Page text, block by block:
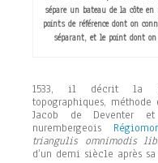
sépare un bateau de la côte
points de référence dont on
séparant, et le point dont
1533, il décrit la
topographiques,
Jacob de Deventer
nurembergeois
triangulis omnimodis
d’un demi siècle après sa